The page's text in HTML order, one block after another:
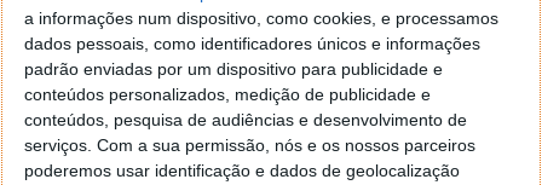
a informações num dispositivo, como cookies, e processamos
dados pessoais, como identificadores únicos e informações
padrão enviadas por um dispositivo para publicidade e
conteúdos personalizados, medição de publicidade e
conteúdos, pesquisa de audiências e desenvolvimento de
serviços. Com a sua permissão, nós e os nossos parceiros
poderemos usar identificação e dados de geolocalização
desenvolvimento dos SoC Exynos da próxima
geração. As taxas de eficiência para a arquitetura de
1,4 nm foram reportadas como bastante baixas.
Trazer engenheiros da Intel poderá ajudar a Samsung
a ultrapassar problemas e a reduzir a sua
dependência do Qualcomm Snapdragon.